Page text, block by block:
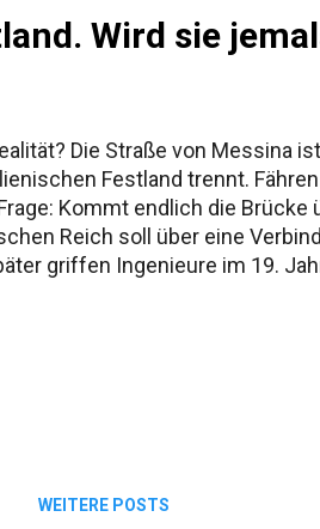
Wird sie
Die Straße von Messina
Festland trennt.
Kommt endlich die Brücke
Reich soll über eine
griffen Ingenieure im 19.
WEITERE POSTS